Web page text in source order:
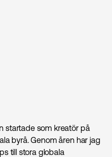
startade som kreatör på
byrå. Genom åren har jag
till stora globala